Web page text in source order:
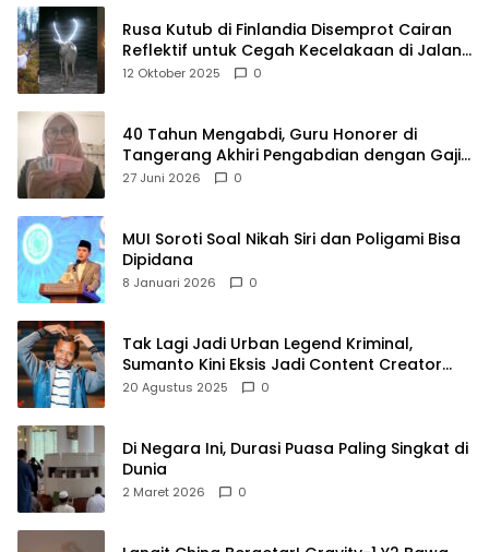
Rusa Kutub di Finlandia Disemprot Cairan
Reflektif untuk Cegah Kecelakaan di Jalan
Raya
12 Oktober 2025 0
40 Tahun Mengabdi, Guru Honorer di
Tangerang Akhiri Pengabdian dengan Gaji
Rp414 Ribu
27 Juni 2026 0
MUI Soroti Soal Nikah Siri dan Poligami Bisa
Dipidana
8 Januari 2026 0
Tak Lagi Jadi Urban Legend Kriminal,
Sumanto Kini Eksis Jadi Content Creator
Mukbang
20 Agustus 2025 0
Di Negara Ini, Durasi Puasa Paling Singkat di
Dunia
2 Maret 2026 0